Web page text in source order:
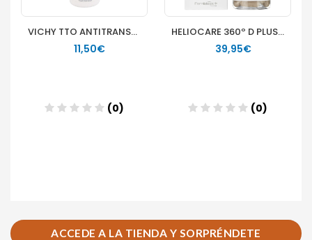
ACCEDE A LA TIENDA Y SORPRÉNDETE